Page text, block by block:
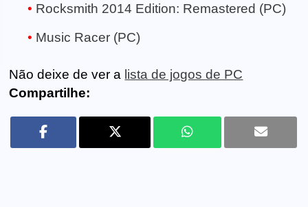
Rocksmith 2014 Edition: Remastered (PC)
Music Racer (PC)
Não deixe de ver a lista de jogos de PC
Compartilhe: